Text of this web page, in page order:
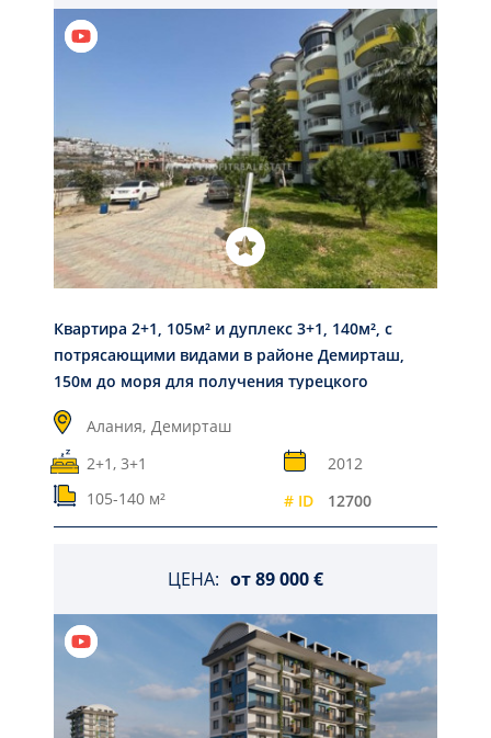
Квартира 2+1, 105м² и дуплекс 3+1, 140м², с
потрясающими видами в районе Демирташ,
150м до моря для получения турецкого
гражданства
Алания, Демирташ
2+1, 3+1
2012
105-140 м²
# ID 12700
ЦЕНА: от89 000 €